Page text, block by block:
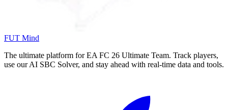
FUT Mind
The ultimate platform for EA FC 26 Ultimate Team. Track players,
use our AI SBC Solver, and stay ahead with real-time data and tools.